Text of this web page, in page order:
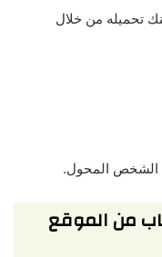
تحميله من خلال
الشخص المحول.
من الموقع